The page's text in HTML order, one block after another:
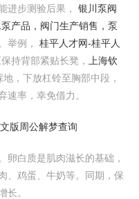
进步测验后果， 银川泵阀
产品，阀门生产销售，泵
举例， 桂平人才网-桂平人
持背部紧贴长凳，
上海钦
地，下放杠铃至胸部中段，
速率，幸免借力。
版周公解梦查询
卵白质是肌肉滋长的基础，
、鸡蛋、牛奶等。同期，保
长。